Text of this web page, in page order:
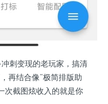
刺变现的老玩家，搞清
再结合像“极简排版助
次截图炫收入的就是你